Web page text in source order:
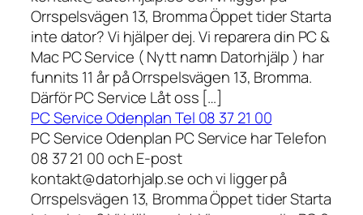
Orrspelsvägen 13, Bromma Öppet tider Starta
inte dator? Vi hjälper dej. Vi reparera din PC &
Mac PC Service ( Nytt namn Datorhjälp ) har
funnits 11 år på Orrspelsvägen 13, Bromma.
Därför PC Service Låt oss […]
PC Service Odenplan Tel 08 37 21 00
PC Service Odenplan PC Service har Telefon
08 37 21 00 och E-post
kontakt@datorhjalp.se och vi ligger på
Orrspelsvägen 13, Bromma Öppet tider Starta